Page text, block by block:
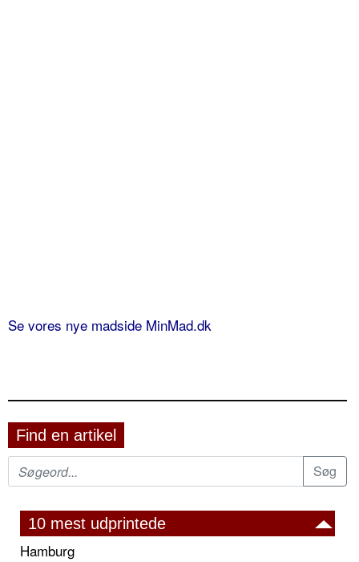
Se vores nye madside MinMad.dk
Find en artikel
10 mest udprintede
Hamburg